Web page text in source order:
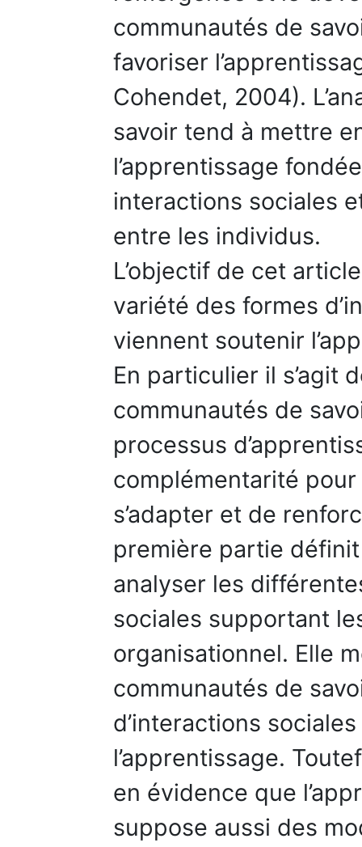
communautés de
favoriser
Cohendet, 2004).
savoir tend à mettre
l’apprentissage
interactions sociales
entre les individus.
L’objectif de cet
variété des formes
viennent soutenir
En particulier il s’agit
communautés de
processus
complémentarité pour
s’adapter et de
première partie
analyser les
sociales supportant
organisationnel. Elle
communautés de
d’interactions
l’apprentissage.
en évidence que
suppose aussi des